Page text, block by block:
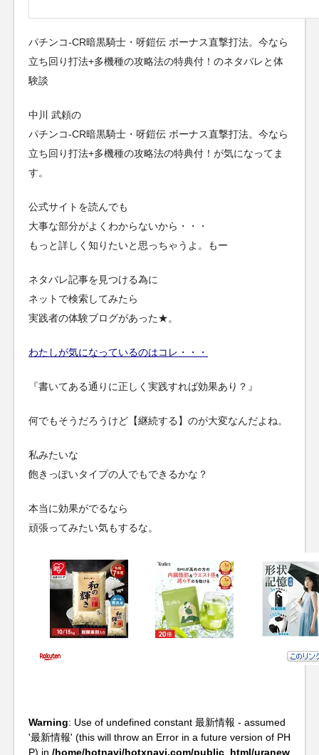
パチンコ-CR暗黒騎士・呀鎧伝 ボーナス直撃打法。今なら
立ち回り打法+多機種の攻略法の特典付！のネタバレと体
験談
中川 武頼の
パチンコ-CR暗黒騎士・呀鎧伝 ボーナス直撃打法。今なら
立ち回り打法+多機種の攻略法の特典付！が気になってま
す。
公式サイトを読んでも
大事な部分がよくわからないから・・・
もっと詳しく知りたいと思っちゃうよ。もー
ネタバレ記事を見つける為に
ネットで検索してみたら
実践者の体験ブログがあった★。
わたしが気になっているのはコレ・・・
『書いてある通りに正しく実践すれば効果あり？』
何でもそうだろうけど【継続する】のが大変なんだよね。
私みたいな
飽きっぽいタイプの人でもできるかな？
本当に効果がでるなら
頑張ってみたい気もするな。
Warning: Use of undefined constant 最新情報 - assumed
'最新情報' (this will throw an Error in a future version of PH
P) in /home/hotnavi/hotxnavi.com/public_html/uranew